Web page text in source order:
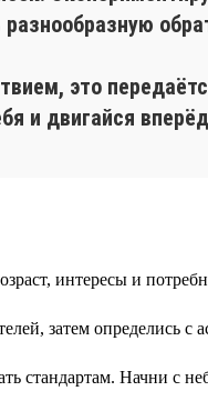
это
и двигайся
интересы и
затем определись с
стандартам. Начни с